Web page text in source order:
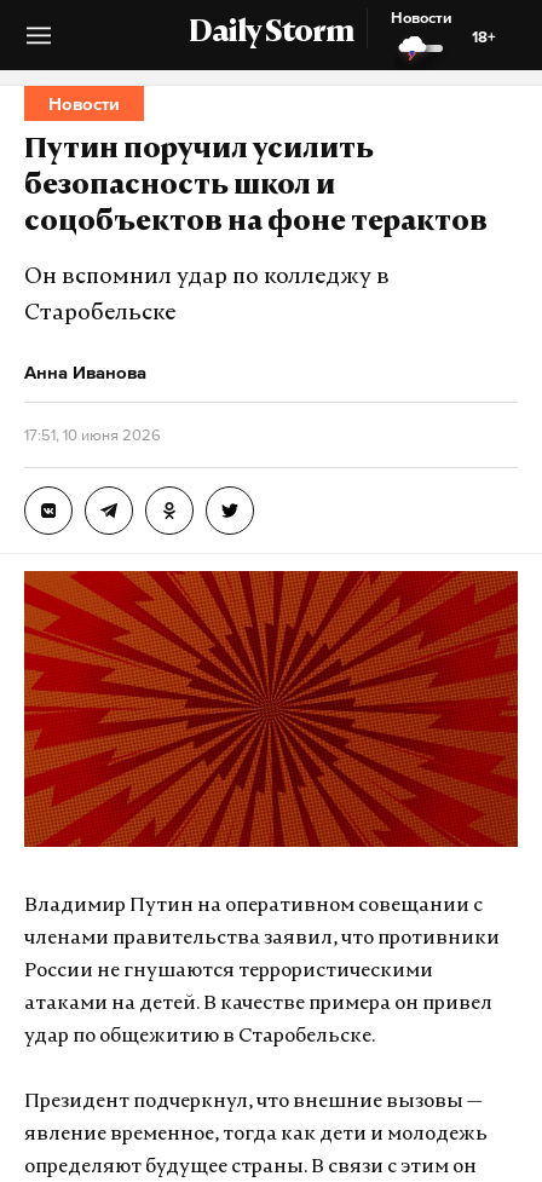
Daily Storm
Новости
18+
Новости
Путин поручил усилить
безопасность школ и
соцобъектов на фоне терактов
Он вспомнил удар по колледжу в
Старобельске
Анна Иванова
17:51, 10 июня 2026
Владимир Путин на оперативном совещании с
членами правительства заявил, что противники
России не гнушаются террористическими
атаками на детей. В качестве примера он привел
удар по общежитию в Старобельске.
Президент подчеркнул, что внешние вызовы —
явление временное, тогда как дети и молодежь
определяют будущее страны. В связи с этим он